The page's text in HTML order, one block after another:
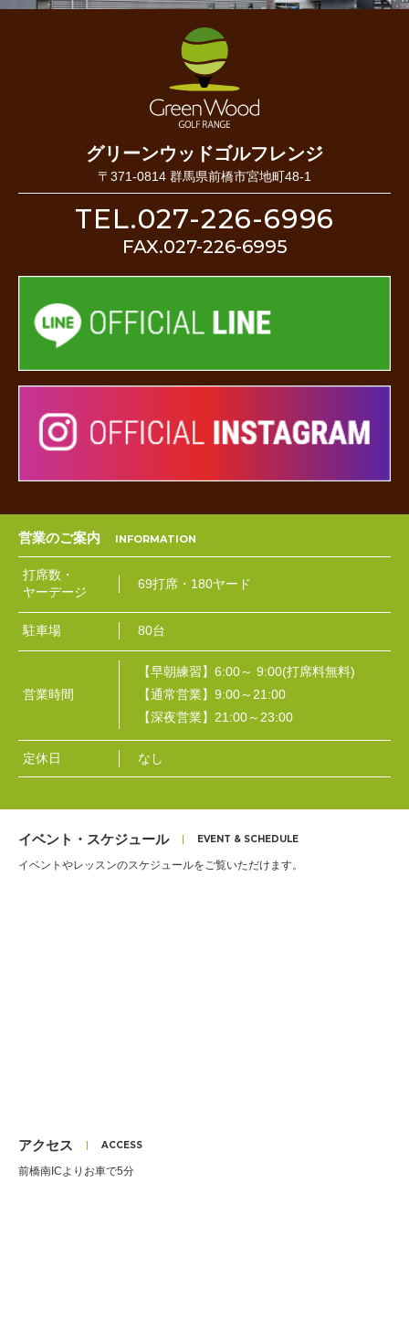
グリーンウッドゴルフレンジ
〒371-0814 群馬県前橋市宮地町48-1
TEL.027-226-6996
FAX.027-226-6995
営業のご案内
打席数・
ヤーデージ
69打席・180ヤード
駐車場 80台
営業時間
【早朝練習】6:00～ 9:00(打席料無料)
【通常営業】9:00～21:00
【深夜営業】21:00～23:00
定休日 なし
イベント・スケジュール
イベントやレッスンのスケジュールをご覧いただけます。
アクセス
前橋南ICよりお車で5分